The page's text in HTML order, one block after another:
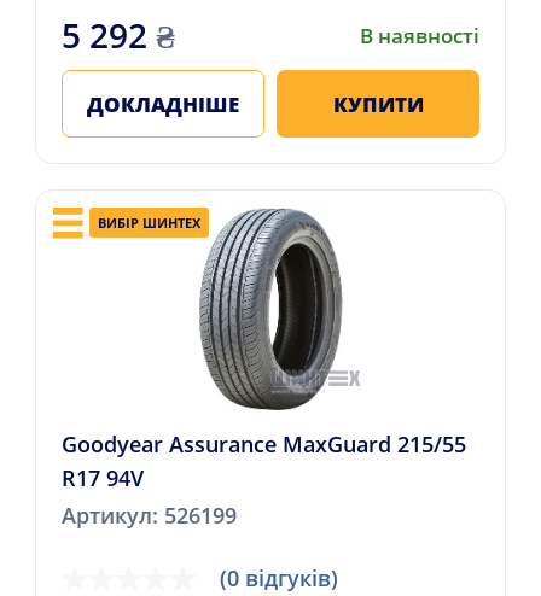
5 292 ₴ В наявності
ДОКЛАДНІШЕ КУПИТИ
ВИБІР ШИНТЕХ
Goodyear Assurance MaxGuard 215/55
R17 94V
Артикул: 526199
(0 відгуків)